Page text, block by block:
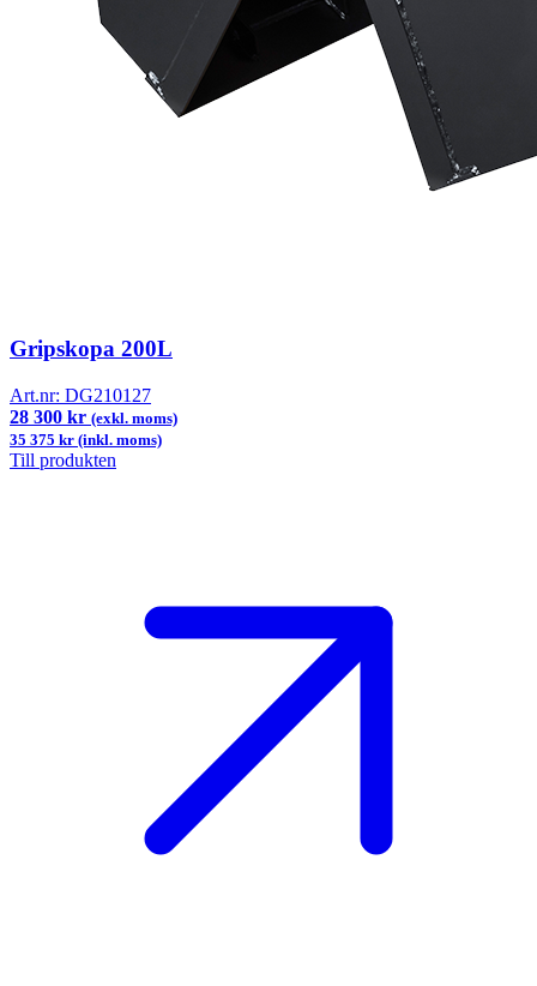
Gripskopa 200L
Art.nr: DG210127
28 300 kr (exkl. moms)
35 375 kr (inkl. moms)
Till produkten